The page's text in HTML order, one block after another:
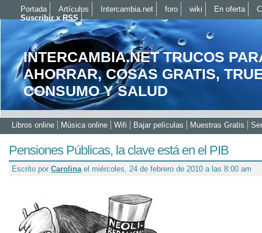
INTERCAMBIA.NET TRUCOS
AHORRAR, COSAS GRATIS,
CONSUMO Y SALUD
Libros online Música online Wifi Bajar películas Muestras Gratis
Pensiones Públicas, la clave está en el PIB
Escrito por Carolinael miércoles, 24 de febrero de 2010 a las 8:00 am
Portada Artículos Intercambia.net foro wiki En oferta
Suscribir x RSS